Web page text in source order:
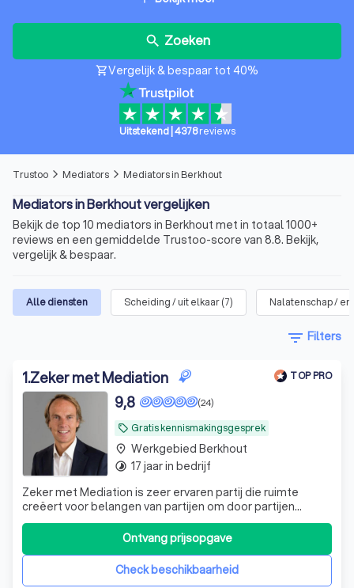
search Zoeken
shopping_cartVergelijk & bespaar tot 40%
Uitstekend| 4378 reviews
Trustoo arrow_forward_ios Mediators arrow_forward_ios Mediators in Berkhout
Mediators in Berkhout vergelijken
Bekijk de top 10 mediators in Berkhout met in totaal 1000+
reviews en een gemiddelde Trustoo-score van 8.8. Bekijk,
vergelijk & bespaar.
Alle diensten Scheiding / uit elkaar(7) Nalatenschap /
filter_list Filters
1.Zeker met Mediation TOP PRO
local_offer Gratis kennismakingsgesprek
(24)
9,8
Zeker met Mediation is zeer ervaren partij die ruimte
creëert voor belangen van partijen om door partijen
gedragen oplossing te bereiken. In gezamenlijk overleg en
Check beschikbaarheid
Ontvang prijsopgave
place Werkgebied Berkhout
timelapse 17 jaar in bedrijf